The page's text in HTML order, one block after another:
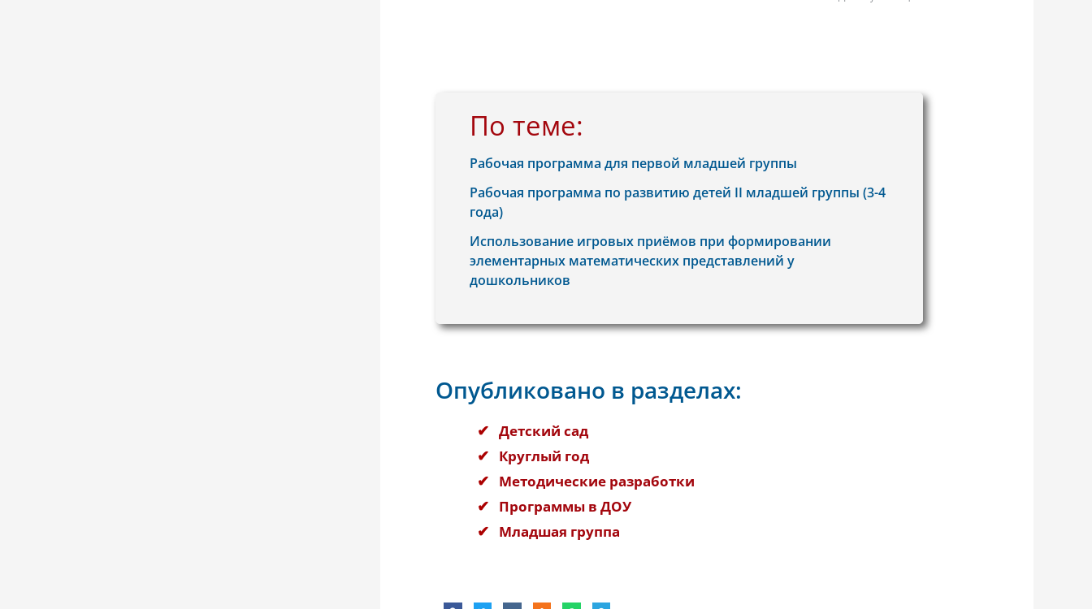
По теме:
Рабочая программа для первой младшей группы
Рабочая программа по развитию детей II младшей группы (3-4
года)
Использование игровых приёмов при формировании
элементарных математических представлений у
дошкольников
Опубликовано в разделах:
Детский сад
Круглый год
Методические разработки
Программы в ДОУ
Младшая группа